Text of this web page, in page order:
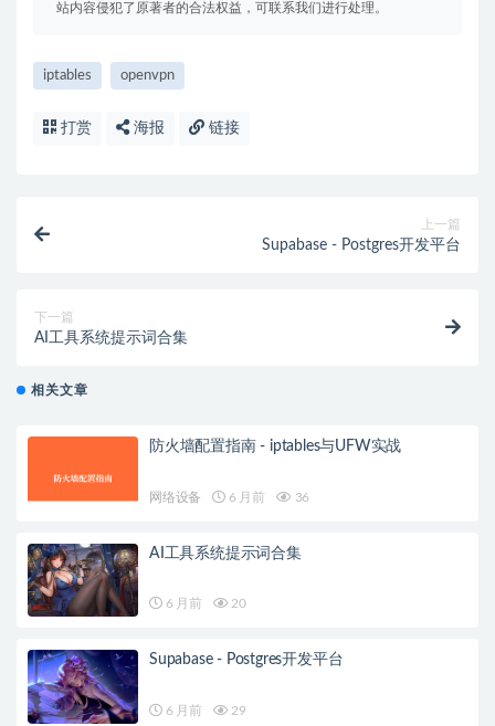
站内容侵犯了原著者的合法权益，可联系我们进行处理。
iptables openvpn
打赏 海报 链接
上一篇
Supabase - Postgres开发平台
下一篇
AI工具系统提示词合集
相关文章
防火墙配置指南 - iptables与UFW实战
网络设备 6 月前 36
AI工具系统提示词合集
6 月前 20
Supabase - Postgres开发平台
6 月前 29